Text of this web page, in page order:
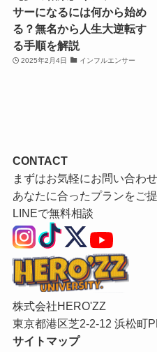
サーになるには何から始め
る？無名から人生大逆転す
る手順を解説
2025年2月4日 インフルエンサー
CONTACT
まずはお気軽にお問い合わ
あなたに合ったプランをご
LINEで無料相談
株式会社HERO'ZZ
東京都港区芝2-2-12 浜松町
サイトマップ